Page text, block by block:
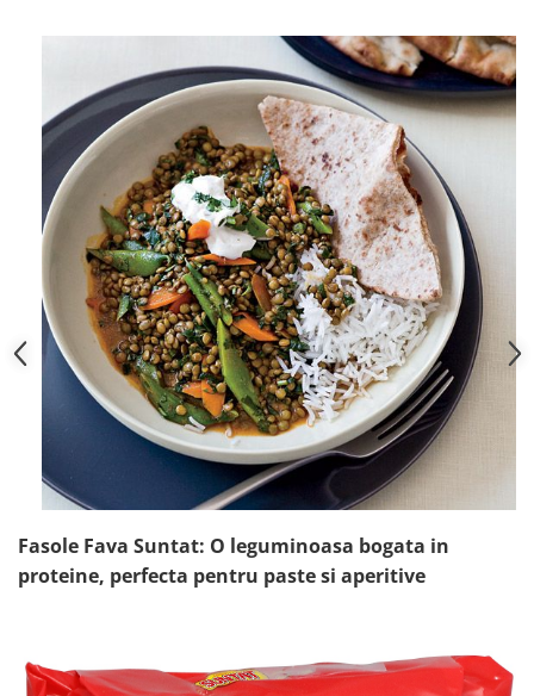
Fasole Fava Suntat: O leguminoasa bogata in
proteine, perfecta pentru paste si aperitive